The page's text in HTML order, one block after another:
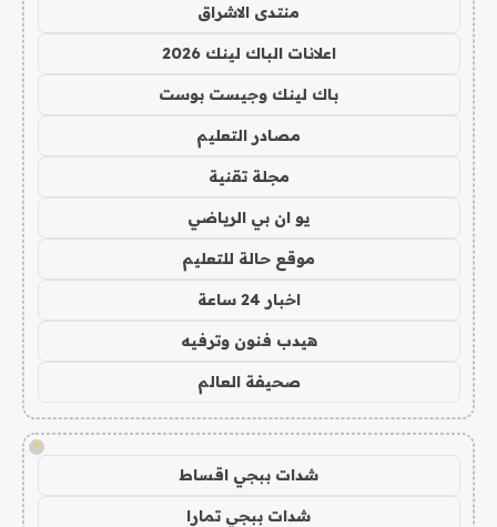
منتدى الاشراق
اعلانات الباك لينك 2026
باك لينك وجيست بوست
مصادر التعليم
مجلة تقنية
يو ان بي الرياضي
موقع حالة للتعليم
اخبار 24 ساعة
هيدب فنون وترفيه
صحيفة العالم
!
شدات ببجي اقساط
شدات ببجي تمارا